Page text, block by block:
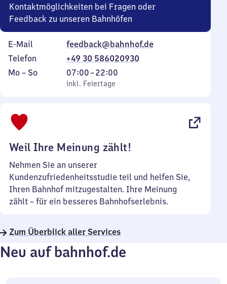
Kontaktmöglichkeiten bei Fragen oder
Feedback zu unseren Bahnhöfen
E-Mail
feedback@bahnhof.de
Telefon
+49 30 586020930
Montag
Mo – So,
inkl. Feiertage
07:00–22:00
Von
7
inkl. Feiertage
Weil Ihre Meinung zählt!
Nehmen Sie an unserer
Kundenzufriedenheitsstudie teil und helfen Sie,
Ihren Bahnhof mitzugestalten. Ihre Meinung
zählt – für ein besseres Bahnhofserlebnis.
Zum Überblick aller Services
Neu auf bahnhof.de